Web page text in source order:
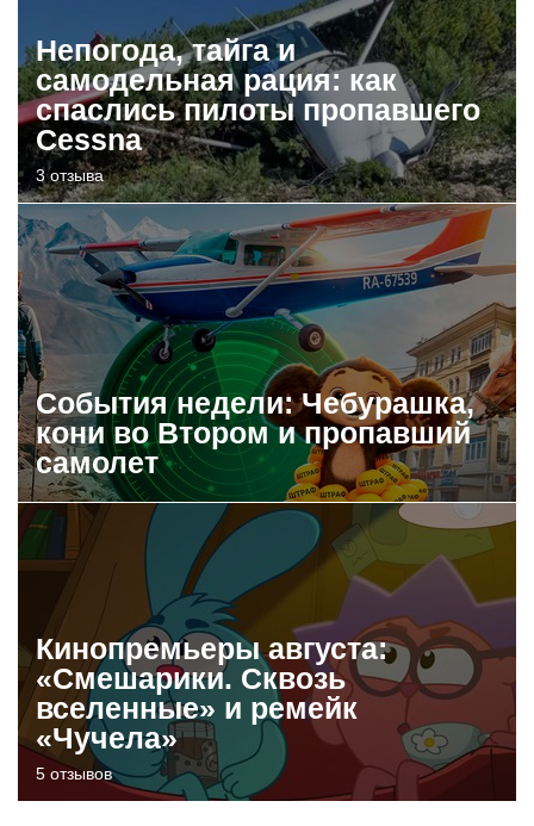
Непогода, тайга и
самодельная рация: как
спаслись пилоты пропавшего
Cessna
3 отзыва
События недели: Чебурашка,
кони во Втором и пропавший
самолет
Кинопремьеры августа:
«Смешарики. Сквозь
вселенные» и ремейк
«Чучела»
5 отзывов